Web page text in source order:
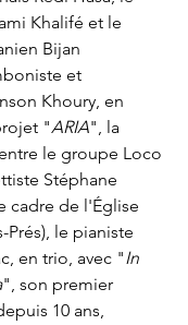
Khalifé et le
Bijan
et
Khoury, en
"ARIA", la
le groupe Loco
Stéphane
cadre de l'Église
Prés), le pianiste
en trio, avec "In
", son premier
10 ans,